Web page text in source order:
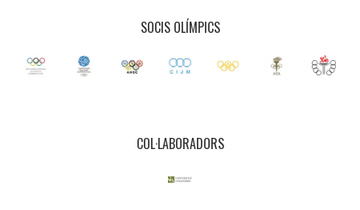
SOCIS OLÍMPICS
COL·LABORADORS